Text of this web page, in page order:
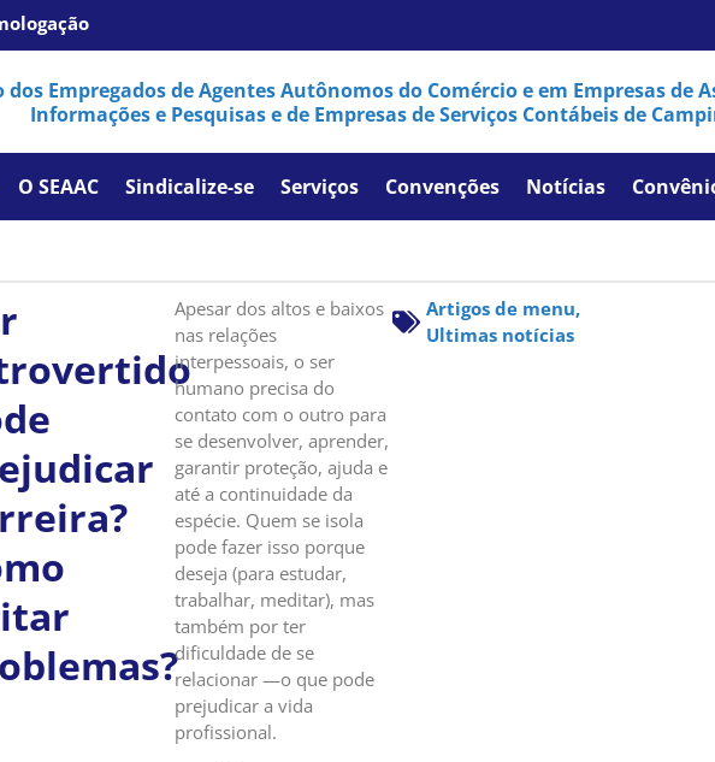
dos Empregados de Agentes Autônomos do Comércio e em Empresas de
Informações e Pesquisas e de Empresas de Serviços Contábeis de
O SEAAC Sindicalize-se Serviços Convenções Notícias
Apesar dos altos e baixos
nas relações
interpessoais, o ser
humano precisa do
contato com o outro para
se desenvolver, aprender,
garantir proteção, ajuda e
até a continuidade da
espécie. Quem se isola
pode fazer isso porque
deseja (para estudar,
trabalhar, meditar), mas
também por ter
dificuldade de se
relacionar —o que pode
prejudicar a vida
profissional.
Artigos de menu,
Ultimas notícias